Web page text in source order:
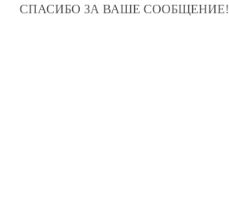
СПАСИБО ЗА ВАШЕ СООБЩЕНИЕ!